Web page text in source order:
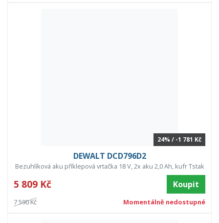
24% / -1 781 Kč
DEWALT DCD796D2
Bezuhlíková aku příklepová vrtačka 18 V, 2x aku 2,0 Ah, kufr Tstak
5 809 Kč Koupit
7 590 Kč Momentálně nedostupné